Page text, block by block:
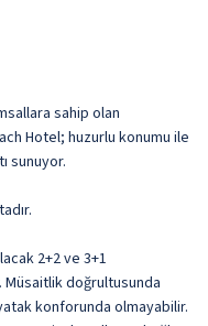
sahip olan
Hotel; huzurlu konumu ile
sunuyor.
2+2 ve 3+1
Müsaitlik doğrultusunda
konforunda olmayabilir.